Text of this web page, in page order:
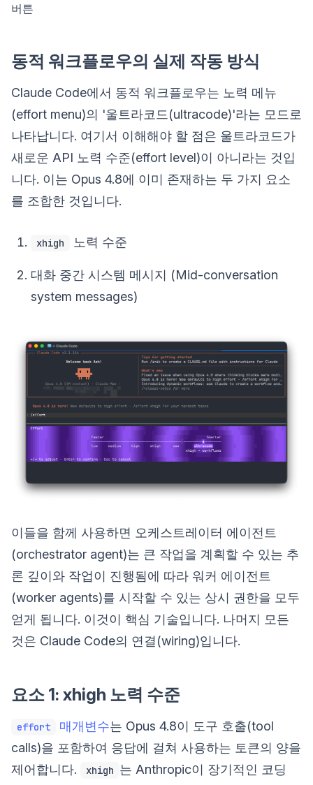
버튼
동적 워크플로우의 실제 작동 방식
Claude Code에서 동적 워크플로우는 노력 메뉴
(effort menu)의 '울트라코드(ultracode)'라는 모드로
나타납니다. 여기서 이해해야 할 점은 울트라코드가
새로운 API 노력 수준(effort level)이 아니라는 것입
니다. 이는 Opus 4.8에 이미 존재하는 두 가지 요소
를 조합한 것입니다.
xhigh 노력 수준
대화 중간 시스템 메시지 (Mid-conversation
system messages)
이들을 함께 사용하면 오케스트레이터 에이전트
(orchestrator agent)는 큰 작업을 계획할 수 있는 추
론 깊이와 작업이 진행됨에 따라 워커 에이전트
(worker agents)를 시작할 수 있는 상시 권한을 모두
얻게 됩니다. 이것이 핵심 기술입니다. 나머지 모든
것은 Claude Code의 연결(wiring)입니다.
요소 1: xhigh 노력 수준
effort 매개변수는 Opus 4.8이 도구 호출(tool
calls)을 포함하여 응답에 걸쳐 사용하는 토큰의 양을
제어합니다.
xhigh 는 Anthropic이 장기적인 코딩